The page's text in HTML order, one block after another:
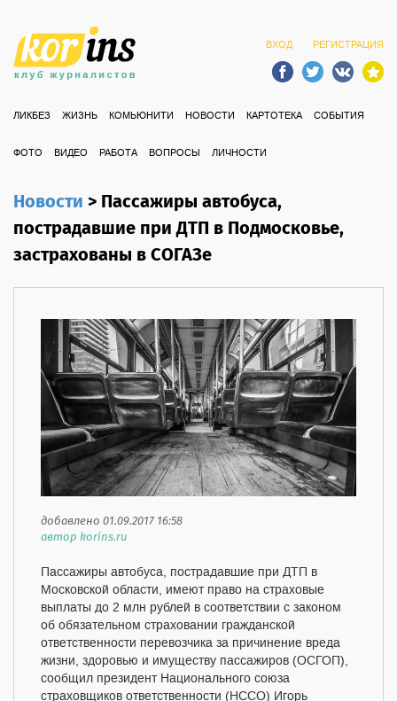
ВХОД РЕГИСТРАЦИЯ
ЛИКБЕЗ ЖИЗНЬ КОМЬЮНИТИ НОВОСТИ КАРТОТЕКА СОБЫТИЯ
ФОТО ВИДЕО РАБОТА ВОПРОСЫ ЛИЧНОСТИ
Новости>Пассажиры автобуса,
пострадавшие при ДТП в Подмосковье,
застрахованы в СОГАЗе
добавлено 01.09.2017 16:58
автор korins.ru
Пассажиры автобуса, пострадавшие при ДТП в
Московской области, имеют право на страховые
выплаты до 2 млн рублей в соответствии с законом
об обязательном страховании гражданской
ответственности перевозчика за причинение вреда
жизни, здоровью и имуществу пассажиров (ОСГОП),
сообщил президент Национального союза
страховщиков ответственности (НССО) Игорь